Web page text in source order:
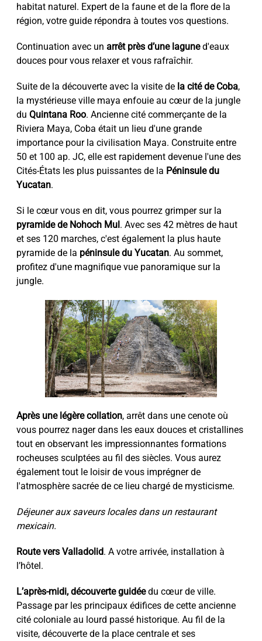
habitat naturel. Expert de la faune et de la flore de la
région, votre guide répondra à toutes vos questions.
Continuation avec un arrêt près d’une laguned'eaux
douces pour vous relaxer et vous rafraîchir.
Suite de la découverte avec la visite de la cité de Coba,
la mystérieuse ville maya enfouie au cœur de la jungle
du Quintana Roo. Ancienne cité commerçante de la
Riviera Maya, Coba était un lieu d'une grande
importance pour la civilisation Maya. Construite entre
50 et 100 ap. JC, elle est rapidement devenue l'une des
Cités-États les plus puissantes de la Péninsule du
Yucatan.
Si le cœur vous en dit, vous pourrez grimper sur la
pyramide de Nohoch Mul. Avec ses 42 mètres de haut
et ses 120 marches, c'est également la plus haute
pyramide de la péninsule du Yucatan. Au sommet,
profitez d'une magnifique vue panoramique sur la
jungle.
Après une légère collation, arrêt dans une cenote où
vous pourrez nager dans les eaux douces et cristallines
tout en observant les impressionnantes formations
rocheuses sculptées au fil des siècles. Vous aurez
également tout le loisir de vous imprégner de
l'atmosphère sacrée de ce lieu chargé de mysticisme.
Déjeuner aux saveurs locales dans un restaurant
mexicain.
Route vers Valladolid. A votre arrivée, installation à
l’hôtel.
L’après-midi, découverte guidéedu cœur de ville.
Passage par les principaux édifices de cette ancienne
cité coloniale au lourd passé historique. Au fil de la
visite, découverte de la place centrale et ses